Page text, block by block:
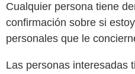
Cualquier persona tiene
confirmación sobre si
personales que le
Las personas interesadas